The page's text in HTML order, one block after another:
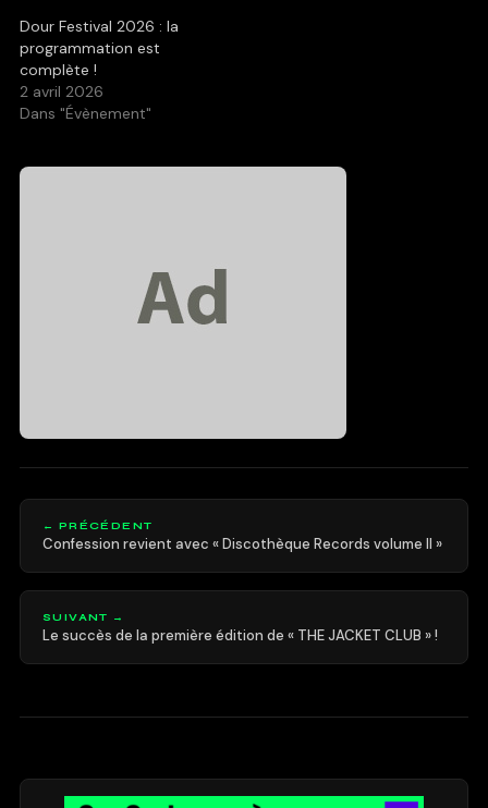
Dour Festival 2026 : la
programmation est
complète !
2 avril 2026
Dans "Évènement"
← PRÉCÉDENT
Confession revient avec « Discothèque Records volume II »
SUIVANT →
Le succès de la première édition de « THE JACKET CLUB » !